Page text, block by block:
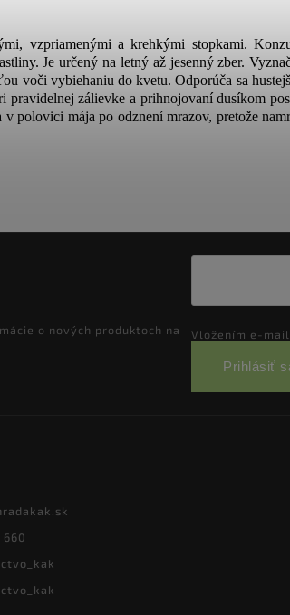
vzpriamenými a krehkými stopkami.
Je určený na letný až jesenný zber.
voči vybiehaniu do kvetu. Odporúča sa
zálievke a prihnojovaní dusíkom
polovici mája po odznení mrazov, pretože
o nových produktoch na
Vložením e-
Prihlásiť
660